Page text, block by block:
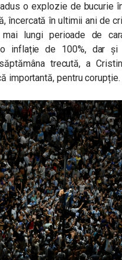
o explozie de bucurie
încercată în ultimii ani de
lungi perioade de
inflație de 100%, dar și
trecută, a
importantă, pentru corupție.